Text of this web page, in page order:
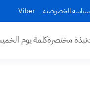
سياسة الخصوصية Viber
نبذة مختصرةكلمة يوم